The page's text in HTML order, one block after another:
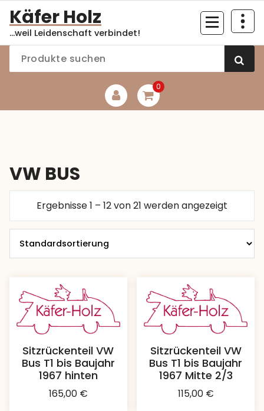
Inhalt
springen
Käfer Holz
...weil Leidenschaft verbindet!
0
VW BUS
Ergebnisse 1 – 12 von 21 werden angezeigt
Sitzrückenteil VW
Bus T1 bis Baujahr
1967 hinten
165,00 €
Sitzrückenteil VW
Bus T1 bis Baujahr
1967 Mitte 2/3
115,00 €